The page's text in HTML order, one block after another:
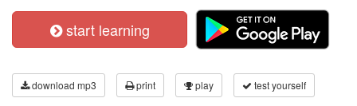
start learning
download mp3 print play test yourself